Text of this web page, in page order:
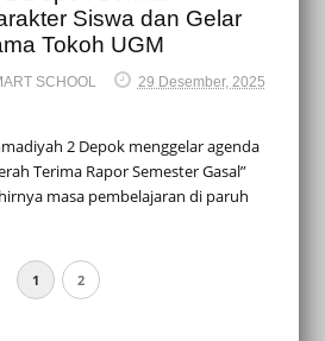
Siswa dan Gelar
Tokoh UGM
SCHOOL
29 Desember, 2025
2 Depok menggelar agenda
Terima Rapor Semester Gasal”
masa pembelajaran di paruh
1 2